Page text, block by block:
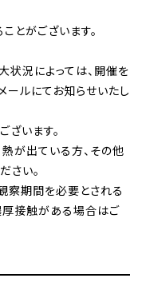
とがございます。
状況によっては、開催を
ールにてお知らせいたし
います。
が出ている方、その他
さい。
察期間を必要とされる
接触がある場合はご